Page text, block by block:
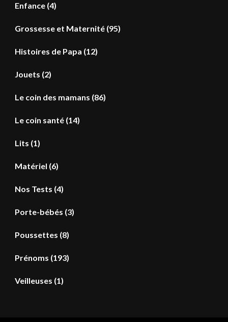
Enfance (4)
Grossesse et Maternité (95)
Histoires de Papa (12)
Jouets (2)
Le coin des mamans (86)
Le coin santé (14)
Lits (1)
Matériel (6)
Nos Tests (4)
Porte-bébés (3)
Poussettes (8)
Prénoms (193)
Veilleuses (1)